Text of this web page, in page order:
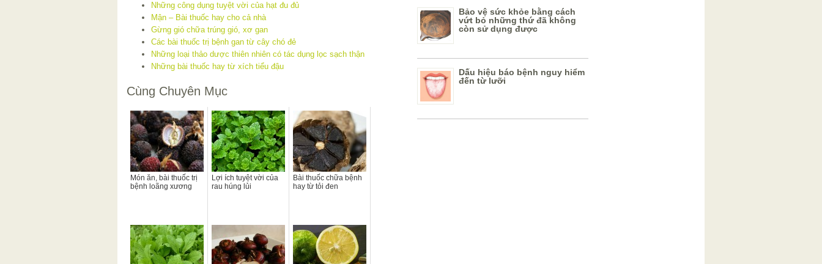
Những công dụng tuyệt vời của hạt đu đủ
Mận – Bài thuốc hay cho cả nhà
Gừng gió chữa trúng gió, xơ gan
Các bài thuốc trị bệnh gan từ cây chó đẻ
Những loại thảo dược thiên nhiên có tác dụng lọc sạch thận
Những bài thuốc hay từ xích tiểu đậu
Cùng Chuyên Mục
Món ăn, bài thuốc trị
bệnh loãng xương
Lợi ích tuyệt vời của
rau húng lủi
Bài thuốc chữa bệnh
hay từ tỏi đen
Bảo vệ sức khỏe bằng cách
vứt bỏ những thứ đã không
còn sử dụng được
Dấu hiệu báo bệnh nguy hiểm
đến từ lưỡi